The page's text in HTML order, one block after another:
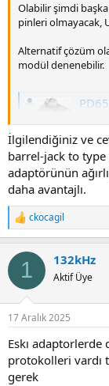
Olabilir şimdi başka
pinleri olmayacak,
Alternatif çözüm
modül denenebilir.
İlgilendiğiniz ve
barrel-jack to type
adaptörünün
daha avantajlı.
R
e
c
i
s
ckocagil
1 132kHz
Aktif Üye
17 Aralık 2025
Eskı adaptorlerde
protokolleri vardı
gerek